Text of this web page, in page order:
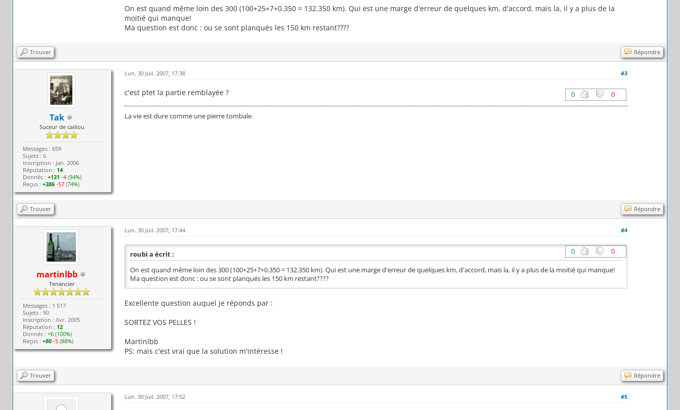
On est quand même loin des 300 (100+25+7+0.350 = 132.350 km). Qui est une marge d'erreur de quelques km, d'accord, mais la, il y a plus de la
moitié qui manque!
Ma question est donc : ou se sont planqués les 150 km restant????
Trouver Répondre
Tak
Suceur de caillou
Messages : 659
Sujets : 6
Inscription : Jan. 2006
Réputation : 14
Donnés : +131 -4(94%)
Reçus : +386 -57(74%)
#3
Lun. 30 Juil. 2007, 17:38
0 0
c'est ptet la partie remblayée ?
La vie est dure comme une pierre tombale.
Trouver Répondre
martinlbb
Tenancier
Messages : 1 517
Sujets : 90
Inscription : Avr. 2005
Réputation : 12
Donnés : +6(100%)
Reçus : +80 -5(88%)
#4
Lun. 30 Juil. 2007, 17:44
0 0
roubi a écrit :
On est quand même loin des 300 (100+25+7+0.350 = 132.350 km). Qui est une marge d'erreur de quelques km, d'accord, mais la, il y a plus de la moitié qui manque!
Ma question est donc : ou se sont planqués les 150 km restant????
Excellente question auquel je réponds par :
SORTEZ VOS PELLES !
Martinlbb
PS: mais c'est vrai que la solution m'intéresse !
Trouver Répondre
#5
Lun. 30 Juil. 2007, 17:52